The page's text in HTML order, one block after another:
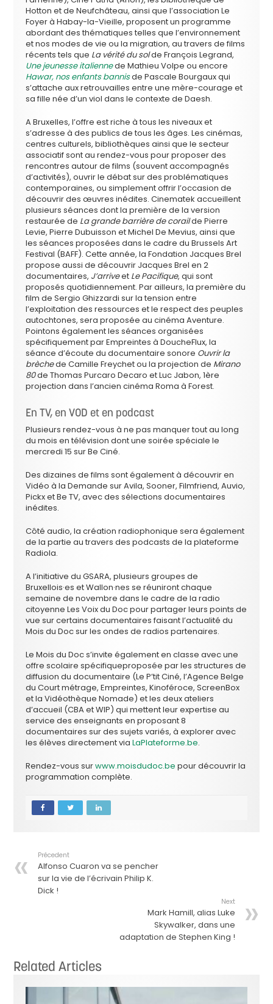
Hotton et de Neufchâteau, ainsi que l’association Le
Foyer à Habay-la-Vieille, proposent un programme
abordant des thématiques telles que l’environnement
et nos modes de vie ou la migration, au travers de films
récents tels que La vérité du solde François Legrand,
Une jeunesse italiennede Mathieu Volpe ou encore
Hawar, nos enfants bannisde Pascale Bourgaux qui
s’attache aux retrouvailles entre une mère-courage et
sa fille née d’un viol dans le contexte de Daesh.
A Bruxelles, l’offre est riche à tous les niveaux et
s’adresse à des publics de tous les âges. Les cinémas,
centres culturels, bibliothèques ainsi que le secteur
associatif sont au rendez-vous pour proposer des
rencontres autour de films (souvent accompagnés
d’activités), ouvrir le débat sur des problématiques
contemporaines, ou simplement offrir l’occasion de
découvrir des œuvres inédites. Cinematek accueillent
plusieurs séances dont la première de la version
restaurée de La grande barrière de corailde Pierre
Levie, Pierre Dubuisson et Michel De Mevius, ainsi que
les séances proposées dans le cadre du Brussels Art
Festival (BAFF). Cette année, la Fondation Jacques Brel
propose aussi de découvrir Jacques Brel en 2
documentaires, J’arriveet Le Pacifique, qui sont
proposés quotidiennement. Par ailleurs, la première du
film de Sergio Ghizzardi sur la tension entre
l’exploitation des ressources et le respect des peuples
autochtones, sera proposée au cinéma Aventure.
Pointons également les séances organisées
spécifiquement par Empreintes à DoucheFlux, la
séance d’écoute du documentaire sonore Ouvrir la
brèchede Camille Freychet ou la projection de Mirano
80de Thomas Purcaro Decaro et Luc Jabon, 1ère
projection dans l’ancien cinéma Roma à Forest.
En TV, en VOD et en podcast
Plusieurs rendez-vous à ne pas manquer tout au long
du mois en télévision dont une soirée spéciale le
mercredi 15 sur Be Ciné.
Des dizaines de films sont également à découvrir en
Vidéo à la Demande sur Avila, Sooner, Filmfriend, Auvio,
Pickx et Be TV, avec des sélections documentaires
inédites.
Côté audio, la création radiophonique sera également
de la partie au travers des podcasts de la plateforme
Radiola.
A l’initiative du GSARA, plusieurs groupes de
Bruxellois·es et Wallon·nes se réuniront chaque
semaine de novembre dans le cadre de la radio
citoyenne Les Voix du Doc pour partager leurs points de
vue sur certains documentaires faisant l’actualité du
Mois du Doc sur les ondes de radios partenaires.
Le Mois du Doc s’invite également en classe avec une
offre scolaire spécifiqueproposée par les structures de
diffusion du documentaire (Le P’tit Ciné, l’Agence Belge
du Court métrage, Empreintes, Kinoféroce, ScreenBox
et la Vidéothèque Nomade) et les deux ateliers
d’accueil (CBA et WIP) qui mettent leur expertise au
service des enseignants en proposant 8
documentaires sur des sujets variés, à explorer avec
les élèves directement viaLaPlateforme.be.
Rendez-vous surwww.moisdudoc.be pour découvrir la
programmation complète.
Précedent
Alfonso Cuaron va se pencher
sur la vie de l’écrivain Philip K.
Dick !
Next
Mark Hamill, alias Luke
Skywalker, dans une
adaptation de Stephen King !
Related Articles